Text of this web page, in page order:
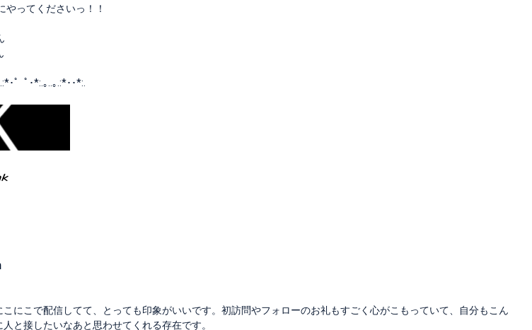
やってくださいっ！！
･゜ﾟ･*:.｡..｡.:*･･*:.
こにこで配信してて、とっても印象がいいです。初訪問やフォローのお礼もすごく心がこもっていて、自分もこん
人と接したいなあと思わせてくれる存在です。